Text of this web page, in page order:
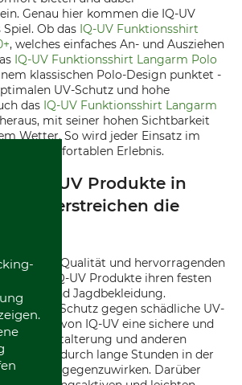
Genau hier kommen die IQ-UV
Ob das IQ-UV Funktionsshirt
, welches einfaches An- und Ausziehen
IQ-UV Funktionsshirt Langarm Polo
klassischen Polo-Design punktet -
UV-Schutz und hohe
das IQ-UV Funktionsshirt Langarm
mit seiner hohen Sichtbarkeit
Wetter. So wird jeder Einsatz im
und komfortablen Erlebnis.
IQ-UV Produkte in
unterstreichen die
Qualität und hervorragenden
die IQ-UV Produkte ihren festen
Wald- und Jagdbekleidung.
hohen Schutz gegen schädliche UV-
Produkte von IQ-UV eine sichere und
der Hautalterung und anderen
die durch lange Stunden in der
entgegenzuwirken. Darüber